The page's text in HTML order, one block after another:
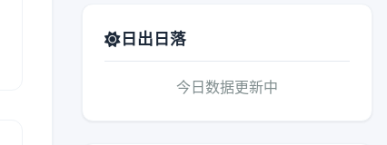
日出日落
今日数据更新中